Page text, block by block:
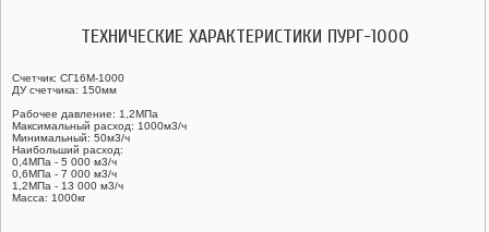
ТЕХНИЧЕСКИЕ ХАРАКТЕРИСТИКИ ПУРГ-1000
Счетчик: СГ16М-1000
ДУ счетчика: 150мм
Рабочее давление: 1,2МПа
Максимальный расход: 1000м3/ч
Минимальный: 50м3/ч
Наибольший расход:
0,4МПа - 5 000 м3/ч
0,6МПа - 7 000 м3/ч
1,2МПа - 13 000 м3/ч
Масса: 1000кг